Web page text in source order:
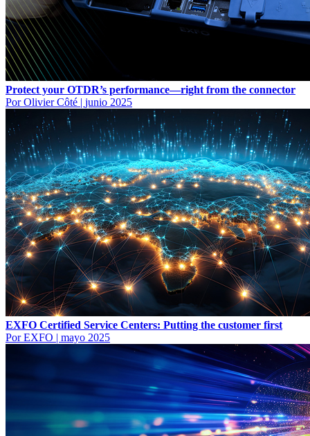
Protect your OTDR’s performance—right from the connector
Por Olivier Côté | junio 2025
EXFO Certified Service Centers: Putting the customer first
Por EXFO | mayo 2025